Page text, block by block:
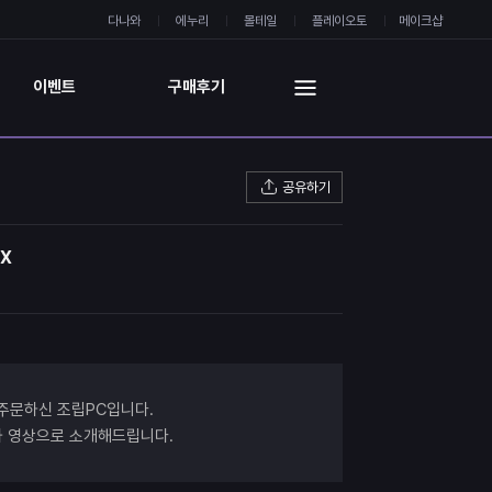
다나와 에누리 몰테일 플레이오토 메이크샵
이벤트 구매후기
공유하기
문하신 조립PC입니다.
상으로 소개해드립니다.